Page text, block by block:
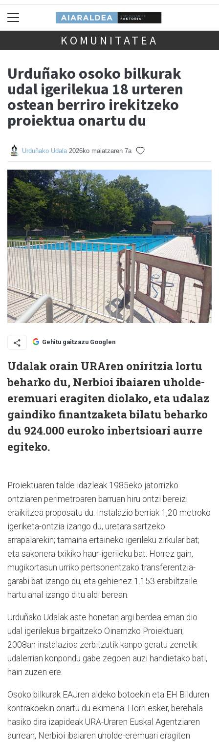
KOMUNITATEA
Urduñako osoko bilkurak
udal igerilekua 18 urteren
ostean berriro irekitzeko
proiektua onartu du
Urduñako Udala 2026ko maiatzaren 7a
Gehitu gaitzazu Googlen
Udalak orain URAren oniritzia lortu
beharko du, Nerbioi ibaiaren uholde-
eremuari eragiten diolako, eta udalaz
gaindiko finantzaketa bilatu beharko
du 924.000 euroko inbertsioari aurre
egiteko.
Proiektuaren talde idazleak 1985eko jatorrizko
ontziaren perimetroaren barruan hiru ontzi bereizi
eraikitzea proposatu du. Instalazio berriak 1,20 metroko
igeriketa-ontzia izango du, uretara sartzeko
arrapalarekin; tamaina ertaineko igerileku zirkular bat;
eta sakonera txikiko haur-igerileku bat. Horrez gain,
mugikortasun urriko pertsonentzako transferentzia-
garabi bat izango du, eta gehienez 1.153 erabiltzaile
hartu ahal izango ditu aldi berean.
Urduñako Udalak aste honetan argi berdea eman dio
udal igerilekua birgaitzeko Oinarrizko Proiektuari;
2008an instalazioa zerbitzutik kanpo geratu zenetik
udalerrian konpondu gabe zegoen auzi handietako bati,
hain zuzen ere.
Osoko bilkurak EAJren aldeko botoekin eta EH Bilduren
kontrakoekin onartu du ekimena. Horri esker, berehala
hasiko dira izapideak URA-Uraren Euskal Agentziaren
aurrean, Nerbioi ibaiaren uholde-eremuari eragiten